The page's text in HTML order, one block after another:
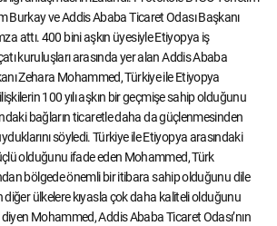
Burkay ve Addis Ababa Ticaret Odası Başkanı
attı. 400 bini aşkın üyesiyle Etiyopya iş
kuruluşları arasında yer alan Addis Ababa
Zehara Mohammed, Türkiye ile Etiyopya
100 yılı aşkın bir geçmişe sahip olduğunu
bağların ticaretle daha da güçlenmesinden
söyledi. Türkiye ile Etiyopya arasındaki
olduğunu ifade eden Mohammed, Türk
bölgede önemli bir itibara sahip olduğunu dile
diğer ülkelere kıyasla çok daha kaliteli olduğunu
diyen Mohammed, Addis Ababa Ticaret Odası’nın